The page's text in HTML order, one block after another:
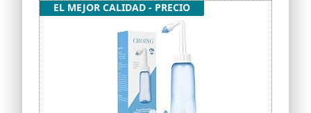
EL MEJOR CALIDAD - PRECIO